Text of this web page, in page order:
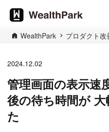
WealthPark プロダクト
2024.12.02
管理画面の表示速
後の待ち時間が
た